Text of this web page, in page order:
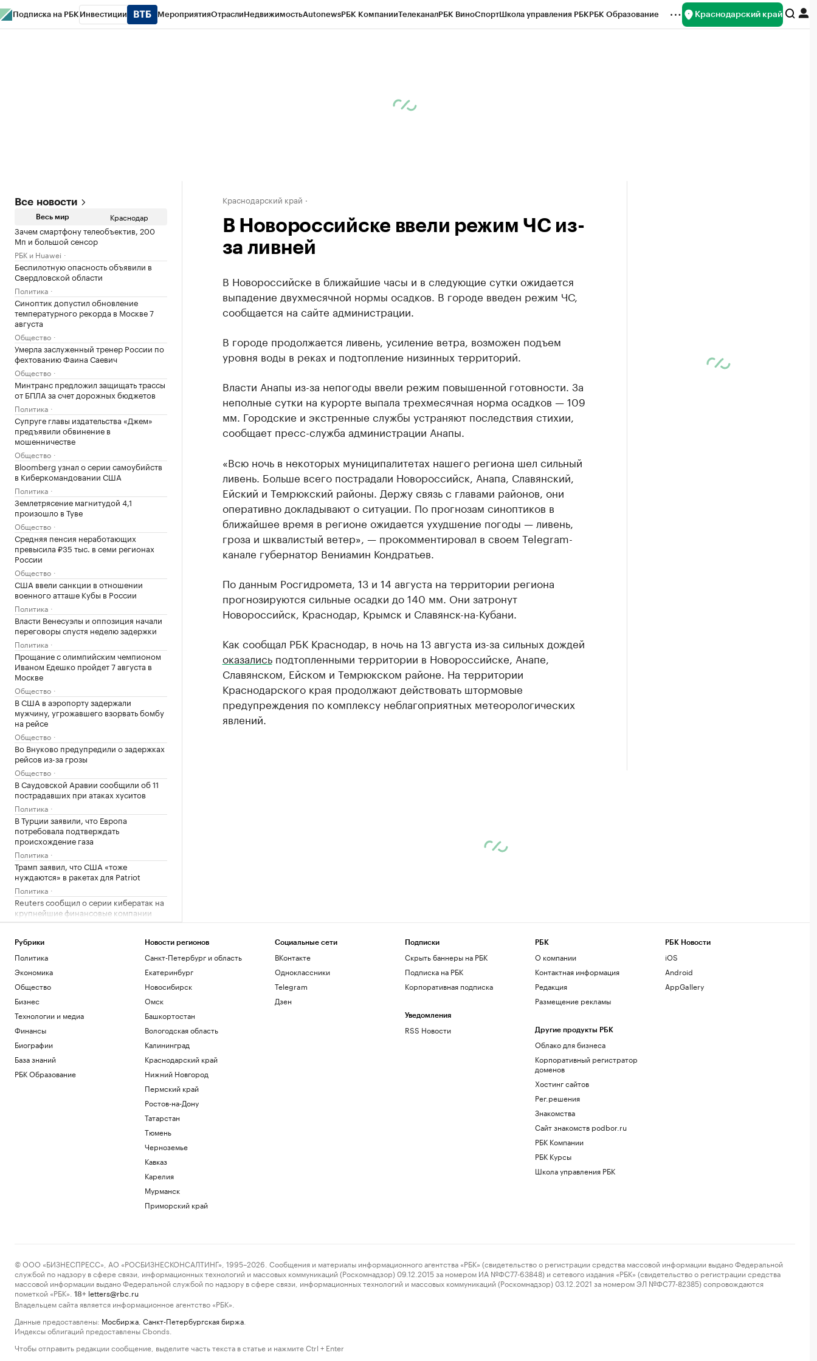
Подписка на РБК Инвестиции МероприятияОтраслиНедвижимостьAutonewsРБК КомпанииТелеканалРБК ВиноСпортШкола управления РБКРБК Образование Краснодарский край
Все новости
Весь мир Краснодар
Зачем смартфону телеобъектив, 200
Мп и большой сенсор
РБК и Huawei
Беспилотную опасность объявили в
Свердловской области
Политика
Синоптик допустил обновление
температурного рекорда в Москве 7
августа
Общество
Умерла заслуженный тренер России по
фехтованию Фаина Саевич
Общество
Минтранс предложил защищать трассы
от БПЛА за счет дорожных бюджетов
Политика
Супруге главы издательства «Джем»
предъявили обвинение в
мошенничестве
Общество
Bloomberg узнал о серии самоубийств
в Киберкомандовании США
Политика
Землетрясение магнитудой 4,1
произошло в Туве
Общество
Средняя пенсия неработающих
превысила ₽35 тыс. в семи регионах
России
Общество
США ввели санкции в отношении
военного атташе Кубы в России
Политика
Власти Венесуэлы и оппозиция начали
переговоры спустя неделю задержки
Политика
Прощание с олимпийским чемпионом
Иваном Едешко пройдет 7 августа в
Москве
Общество
В США в аэропорту задержали
мужчину, угрожавшего взорвать бомбу
на рейсе
Общество
Во Внуково предупредили о задержках
рейсов из-за грозы
Общество
В Саудовской Аравии сообщили об 11
пострадавших при атаках хуситов
Политика
В Турции заявили, что Европа
потребовала подтверждать
происхождение газа
Политика
Трамп заявил, что США «тоже
нуждаются» в ракетах для Patriot
Политика
Reuters сообщил о серии кибератак на
крупнейшие финансовые компании
США
Трамп подписал указы,
ограничивающие право на
гражданство по рождению
Политика
В Пензенской области ввели план
«Ковер»
Политика
Краснодарский край
В Новороссийске ввели режим ЧС из-
за ливней
В Новороссийске в ближайшие часы и в следующие сутки ожидается
выпадение двухмесячной нормы осадков. В городе введен режим ЧС,
сообщается на сайте администрации.
В городе продолжается ливень, усиление ветра, возможен подъем
уровня воды в реках и подтопление низинных территорий.
Власти Анапы из-за непогоды ввели режим повышенной готовности. За
неполные сутки на курорте выпала трехмесячная норма осадков — 109
мм. Городские и экстренные службы устраняют последствия стихии,
сообщает пресс-служба администрации Анапы.
«Всю ночь в некоторых муниципалитетах нашего региона шел сильный
ливень. Больше всего пострадали Новороссийск, Анапа, Славянский,
Ейский и Темрюкский районы. Держу связь с главами районов, они
оперативно докладывают о ситуации. По прогнозам синоптиков в
ближайшее время в регионе ожидается ухудшение погоды — ливень,
гроза и шквалистый ветер», — прокомментировал в своем Telegram-
канале губернатор Вениамин Кондратьев.
По данным Росгидромета, 13 и 14 августа на территории региона
прогнозируются сильные осадки до 140 мм. Они затронут
Новороссийск, Краснодар, Крымск и Славянск-на-Кубани.
Как сообщал РБК Краснодар, в ночь на 13 августа из-за сильных дождей
оказалисьподтопленными территории в Новороссийске, Анапе,
Славянском, Ейском и Темрюкском районе. На территории
Краснодарского края продолжают действовать штормовые
предупреждения по комплексу неблагоприятных метеорологических
явлений.
Рубрики
Политика
Экономика
Общество
Бизнес
Технологии и медиа
Финансы
Биографии
База знаний
РБК Образование
Новости регионов
Санкт-Петербург и область
Екатеринбург
Новосибирск
Омск
Башкортостан
Вологодская область
Калининград
Краснодарский край
Нижний Новгород
Пермский край
Ростов-на-Дону
Татарстан
Тюмень
Черноземье
Кавказ
Карелия
Мурманск
Приморский край
Социальные сети
ВКонтакте
Одноклассники
Telegram
Дзен
Подписки
Скрыть баннеры на РБК
Подписка на РБК
Корпоративная подписка
Уведомления
RSS Новости
РБК
О компании
Контактная информация
Редакция
Размещение рекламы
Другие продукты РБК
Облако для бизнеса
Корпоративный регистратор
доменов
Хостинг сайтов
Рег.решения
Знакомства
Сайт знакомств podbor.ru
РБК Компании
РБК Курсы
Школа управления РБК
РБК Новости
iOS
Android
AppGallery
© ООО «БИЗНЕСПРЕСС», АО «РОСБИЗНЕСКОНСАЛТИНГ», 1995–2026. Сообщения и материалы информационного агентства «РБК» (свидетельство о регистрации средства массовой информации выдано Федеральной
службой по надзору в сфере связи, информационных технологий и массовых коммуникаций (Роскомнадзор) 09.12.2015 за номером ИА №ФС77-63848) и сетевого издания «РБК» (свидетельство о регистрации средства
массовой информации выдано Федеральной службой по надзору в сфере связи, информационных технологий и массовых коммуникаций (Роскомнадзор) 03.12.2021 за номером ЭЛ №ФС77-82385) сопровождаются
пометкой «РБК».
18+ letters@rbc.ru
Владельцем сайта является информационное агентство «РБК».
Данные предоставлены: Мосбиржа Санкт-Петербургская биржа
Индексы облигаций предоставлены Cbonds.
Чтобы отправить редакции сообщение, выделите часть текста в статье и нажмите Ctrl + Enter